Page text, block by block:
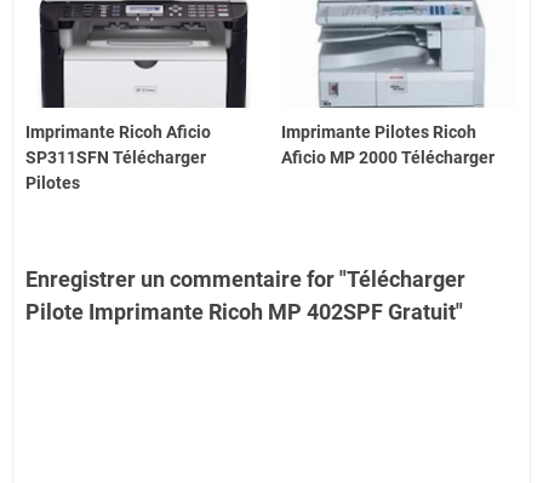
Imprimante Ricoh Aficio
SP311SFN Télécharger
Pilotes
Imprimante Pilotes Ricoh
Aficio MP 2000 Télécharger
Enregistrer un commentaire for "Télécharger
Pilote Imprimante Ricoh MP 402SPF Gratuit"